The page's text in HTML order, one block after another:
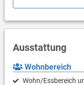
Sie einen Hund
Die Strände Kuvi,
Ausstattung
Wohnbereich
Wohn/Essbereich